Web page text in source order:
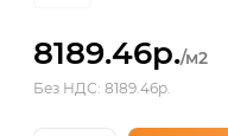
8189.46р./м2
Без НДС: 8189.46р.